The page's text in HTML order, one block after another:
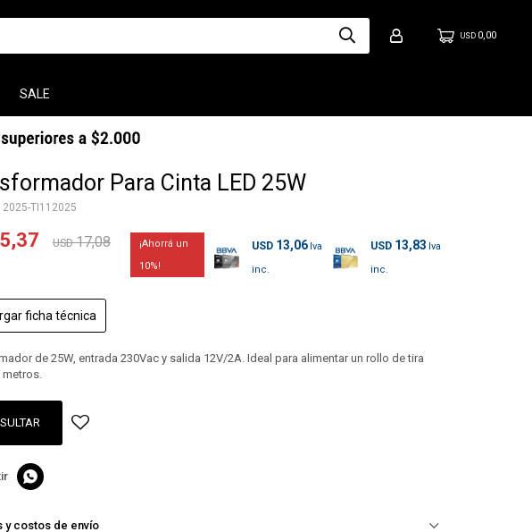
SALE
USD 0,00
Para Cinta LED 25W
TI112025
USD 17,08
10
USD 13,06 USD 13,83
ficha técnica
de 25W, entrada 230Vac y salida 12V/2A. Ideal para alimentar un rollo de tira
metros.

y costos de envío